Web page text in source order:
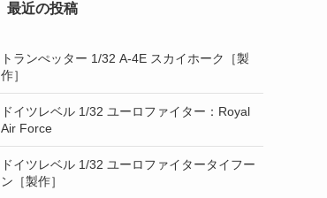
最近の投稿
トランぺッター 1/32 A-4E スカイホーク［製
作］
ドイツレベル 1/32 ユーロファイター：Royal
Air Force
ドイツレベル 1/32 ユーロファイタータイフー
ン［製作］